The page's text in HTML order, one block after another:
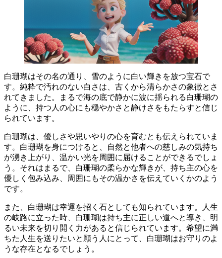
白珊瑚はその名の通り、雪のように白い輝きを放つ宝石で
す。 純粋で汚れのない白さは、古くから清らかさの象徴とさ
れてきました。まるで海の底で静かに波に揺られる白珊瑚の
ように、持つ人の心にも穏やかさと静けさをもたらすと信じ
られています。
白珊瑚は、 優しさや思いやりの心を育むとも伝えられていま
す。白珊瑚を身につけると、自然と他者への慈しみの気持ち
が湧き上がり、温かい光を周囲に届けることができるでしょ
う。それはまるで、白珊瑚の柔らかな輝きが、持ち主の心を
優しく包み込み、周囲にもその温かさを伝えていくかのよう
です。
また、白珊瑚は幸運を招く石としても知られています。人生
の岐路に立った時、白珊瑚は持ち主に正しい道へと導き、明
るい未来を切り開く力があると信じられています。希望に満
ちた人生を送りたいと願う人にとって、白珊瑚はお守りのよ
うな存在となるでしょう。